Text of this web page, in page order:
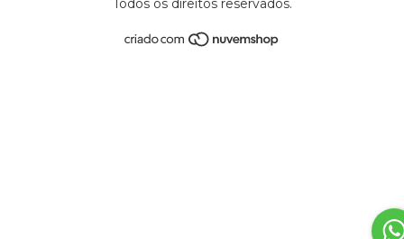
Todos os direitos reservados.